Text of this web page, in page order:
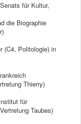
für Kultur,
die Biographie
(C4, Politologie) in
Thierry)
für
Taubes)